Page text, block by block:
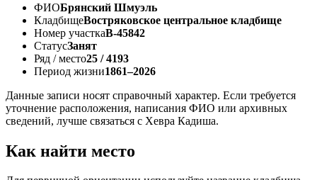
ФИОБрянский Шмуэль
КладбищеВостряковское центральное кладбище
Номер участкаВ-45842
СтатусЗанят
Ряд / место25 / 4193
Период жизни1861–2026
Данные записи носят справочный характер. Если требуется
уточнение расположения, написания ФИО или архивных
сведений, лучше связаться с Хевра Кадиша.
Как найти место